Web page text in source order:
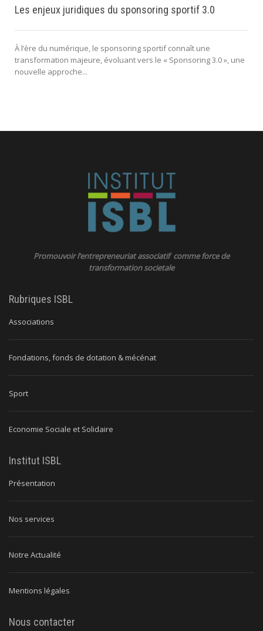
Les enjeux juridiques du sponsoring sportif 3.0
À l’ère du numérique, le sponsoring sportif connaît une
transformation majeure, évoluant vers le « Sponsoring 3.0 », une
nouvelle approche...
Promouvoir l’entrepreneuriat associatif comme force de
transformation societale
Rubriques ISBL
Associations
Fondations, fonds de dotation & mécénat
Sport
Economie Sociale et Solidaire
Institut ISBL
Présentation
Nos services
Notre Actualité
Mentions légales
Nous contacter